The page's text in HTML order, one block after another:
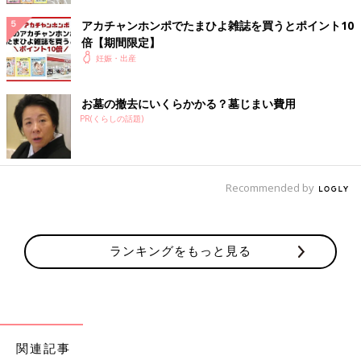
妊婦健診費について、払い戻しをしてくれます。この場合、支払
った妊婦健診費の全額を払い戻してくれるわけではなく、お住ま
いの自治体が助成している妊婦健診費の規定額が受け取れます。
里帰りの予定がある人は、精算の仕組みについて市区町村の役所
に確認しておきましょう。申請には期限があることにも気をつけ
て。
自宅安静や入院が必要な場合にもらえる「傷病手当
金」
など、妊娠中は思わぬトラブル
なければ無給になる場合も。そんなとき、連続して3日（休日・
祝日を含む）を超えて休むと4日目から傷病手当金が支給されま
す。これは勤め先の健康保険や共済組合に加入している人が対象
申請の方法や受取時期は？
アカチャンホンポでたまひよ雑誌を買うとポイント10
倍【期間限定】
妊娠・出産
お墓の撤去にいくらかかる？墓じまい費用
PR(くらしの話題)
Recommended by
ランキングをもっと見る
関連記事